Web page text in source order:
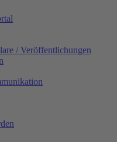
/ Veröffentlichungen